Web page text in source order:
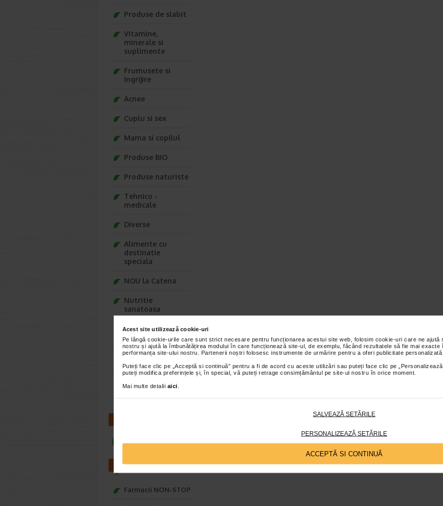
Acest site utilizează cookie-uri
Pe lângă cookie-urile care sunt strict necesare pentru funcționarea acestui site web, folosim cookie-uri care ne ajută
nostru și ajută la îmbunătățirea modului în care funcționează site-ul, de exemplu, făcând rezultatele să fie mai
performanța site-ului nostru. Partenerii noștri folosesc instrumente de urmărire pentru a oferi publicitate
Puteți face clic pe „Acceptă si continuă” pentru a fi de acord cu aceste utilizări sau puteți face clic pe
puteți modifica preferințele și, în special, vă puteți retrage consimțământul pe site-ul nostru în orice moment.
Mai multe detalii aici
SALVEAZĂ SETĂRILE
PERSONALIZEAZĂ SETĂRILE
ACCEPTĂ SI CONTINUĂ
Produse de slabit
Vitamine,
minerale si
suplimente
Frumusete si
ingrijire
Acnee
Cuplu si sex
Mama si copilul
Produse BIO
Produse naturiste
Tehnico -
medicale
Diverse
Alimente cu
destinatie
speciala
NOU la Catena
Nutritie
sanatoasa
Ce Oftapic ti se
potriveste
Adora – Adorabili
din prima clipa
Seturi cadou
infoline@catena.ro
FARMACII
Farmacii NON-STOP